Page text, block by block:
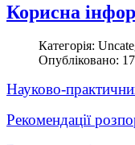
Корисна
Категорія:
Опубліковано:
Науково-
Рекомендації